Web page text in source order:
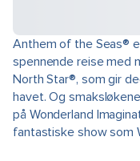
Anthem of the Seas®
spennende reise med
North Star®, som gir
havet. Og
på Wonderland
fantastiske show som